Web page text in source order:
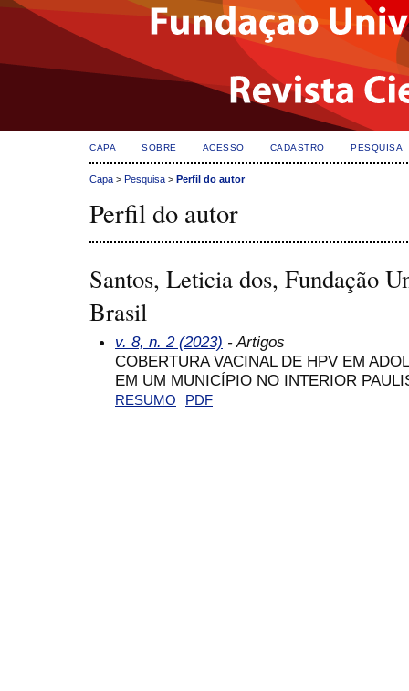
CAPA SOBRE ACESSO CADASTRO PESQUISA
Capa > Pesquisa > Perfil do autor
Perfil do autor
Santos, Leticia dos, Fundação
Brasil
v. 8, n. 2 (2023) - Artigos
COBERTURA VACINAL DE HPV EM
EM UM MUNICÍPIO NO INTERIOR
RESUMO PDF